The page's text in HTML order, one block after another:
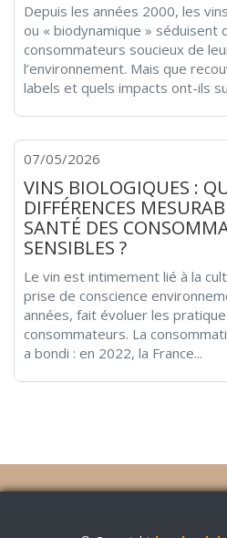
Depuis les années 2000, les
ou « biodynamique » séduisent
consommateurs soucieux de
l’environnement. Mais que
labels et quels impacts ont-ils
07/05/2026
VINS BIOLOGIQUES :
DIFFÉRENCES
SANTÉ DES
SENSIBLES ?
Le vin est intimement lié à la
prise de conscience
années, fait évoluer les
consommateurs. La
a bondi : en 2022, la France...